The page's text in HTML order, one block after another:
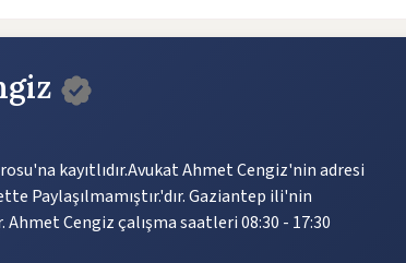
kayıtlıdır.Avukat Ahmet Cengiz'nin adresi
Paylaşılmamıştır.'dır. Gaziantep ili'nin
Cengiz çalışma saatleri 08:30 - 17:30